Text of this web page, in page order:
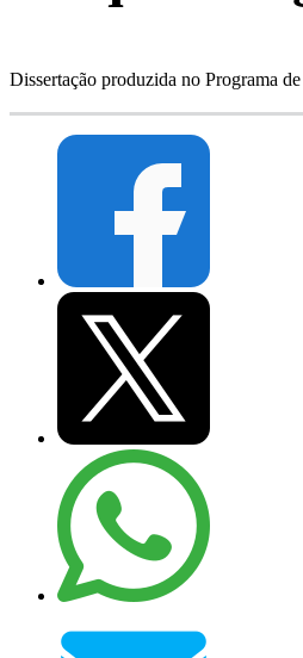
Dissertação produzida no Programa